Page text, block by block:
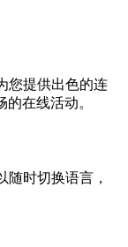
您提供出色的连
在线活动。
时切换语言，